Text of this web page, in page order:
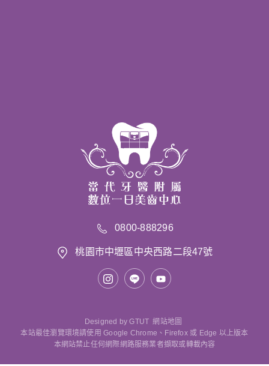
0800-888296
桃園市中壢區中央西路二段47號
Designed byGTUT 網站地圖
本站最佳瀏覽環境請使用 Google Chrome、Firefox 或 Edge 以上版本
本網站禁止任何網際網路服務業者擷取或轉載內容